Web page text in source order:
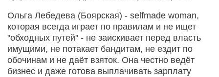
Ольга Лебедева (Боярская) - selfmade woman,
которая всегда играет по правилам и не ищет
"обходных путей" - не заискивает перед власть
имущими, не потакает бандитам, не ездит по
обочинам и не даёт взяток. Она честно ведёт
бизнес и даже готова выплачивать зарплату